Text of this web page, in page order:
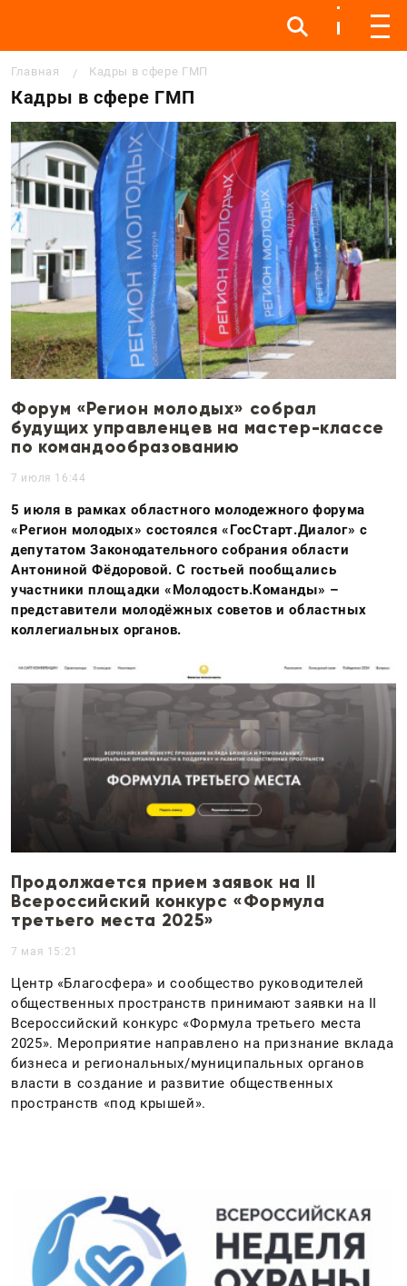
Инфо Инфо Меню
Главная Кадры в сфере ГМП
Кадры в сфере ГМП
Форум «Регион молодых» собрал
будущих управленцев на мастер-классе
по командообразованию
7 июля 16:44
5 июля в рамках областного молодежного форума
«Регион молодых» состоялся «ГосСтарт.Диалог» с
депутатом Законодательного собрания области
Антониной Фёдоровой. С гостьей пообщались
участники площадки «Молодость.Команды» –
представители молодёжных советов и областных
коллегиальных органов.
Продолжается прием заявок на II
Всероссийский конкурс «Формула
третьего места 2025»
7 мая 15:21
Центр «Благосфера» и сообщество руководителей
общественных пространств принимают заявки на II
Всероссийский конкурс «Формула третьего места
2025». Мероприятие направлено на признание вклада
бизнеса и региональных/муниципальных органов
власти в создание и развитие общественных
пространств «под крышей».